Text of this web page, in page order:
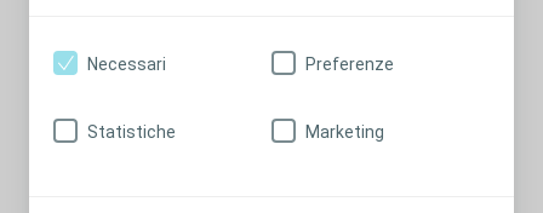
Necessari Preferenze
Statistiche Marketing
In aereo:
della cabina causi il rigonfiamento della sacca. Se questo
dovesse accadere, tutto quello che devi fare è andare in